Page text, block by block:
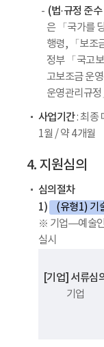
(법·규정 준
은 「국가를
행령, 「보조
정부 「국고
고보조금 운
운영관리규
사업기간: 최종
1월 / 약 4개월
4. 지원심의
심의절차
1)
(유형1) 기
※ 기업—예술인
실시
[기업] 서류심
기업